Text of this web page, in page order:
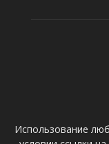
Использование